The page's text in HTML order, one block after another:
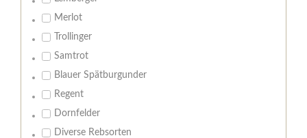
Merlot
Trollinger
Samtrot
Blauer Spätburgunder
Regent
Dornfelder
Diverse Rebsorten